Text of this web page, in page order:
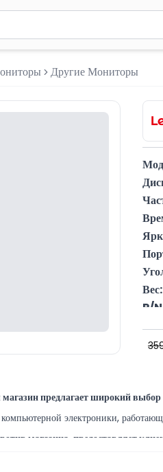
2 символа для поиска.
Другие Мониторы
Вес:
P/
предлагает широкий выбор
электроники,
магазина, предоставляет